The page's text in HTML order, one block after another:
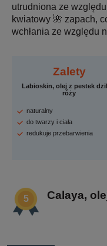
utrudniona ze
kwiatowy 🌺 zapach,
wchłania ze względu
Zalety
Labioskin, olej z pestek
róży
naturalny
do twarzy i ciała
redukuje przebarwienia
Calaya,